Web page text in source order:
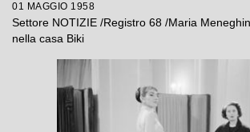
01 MAGGIO 1958
Settore NOTIZIE /Registro 68 /Maria
nella casa Biki